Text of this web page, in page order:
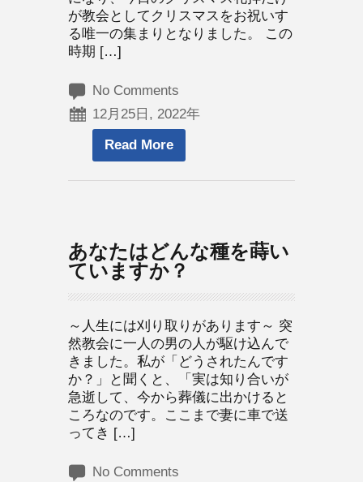
が教会としてクリスマスをお祝いす
る唯一の集まりとなりました。 この
時期 […]
No Comments
12月25日, 2022年
Read More
あなたはどんな種を蒔い
ていますか？
～人生には刈り取りがあります～ 突
然教会に一人の男の人が駆け込んで
きました。私が「どうされたんです
か？」と聞くと、「実は知り合いが
急逝して、今から葬儀に出かけると
ころなのです。ここまで妻に車で送
ってき […]
No Comments